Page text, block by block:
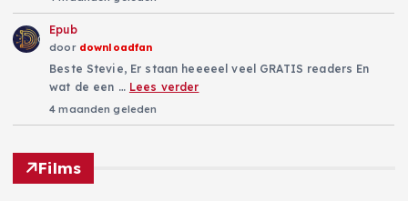
Epub
door downloadfan
Beste Stevie, Er staan heeeeel veel GRATIS readers En
wat de een … Lees verder
4 maanden geleden
Films